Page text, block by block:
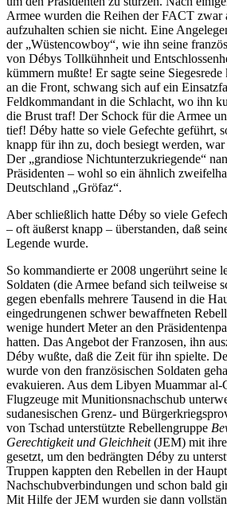
Armee wurden die Reihen der FACT zwar
aufzuhalten schien sie nicht. Eine
der „Wüstencowboy“, wie ihn seine
von Débys Tollkühnheit und
kümmern mußte! Er sagte seine
an die Front, schwang sich auf ein
Feldkommandant in die Schlacht, wo ihn
die Brust traf! Der Schock für die Armee
tief! Déby hatte so viele Gefechte geführt,
knapp für ihn zu, doch besiegt werden,
Der „grandiose Nichtunterzukriegende“
Präsidenten – wohl so ein ähnlich
Deutschland „Gröfaz“.
Aber schließlich hatte Déby so viele
– oft äußerst knapp – überstanden, daß
Legende wurde.
So kommandierte er 2008 ungerührt seine
Soldaten (die Armee befand sich teilweise
gegen ebenfalls mehrere Tausend in die
eingedrungenen schwer bewaffneten
wenige hundert Meter an den
hatten. Das Angebot der Franzosen, ihn
Déby wußte, daß die Zeit für ihn spielte.
wurde von den französischen Soldaten
evakuieren. Aus dem Libyen Muammar al-
Flugzeuge mit Munitionsnachschub
sudanesischen Grenz- und
von Tschad unterstützte Rebellengruppe
Gerechtigkeit und Gleichheit(JEM) mit
gesetzt, um den bedrängten Déby zu
Truppen kappten den Rebellen in der
Nachschubverbindungen und schon bald
Mit Hilfe der JEM wurden sie dann